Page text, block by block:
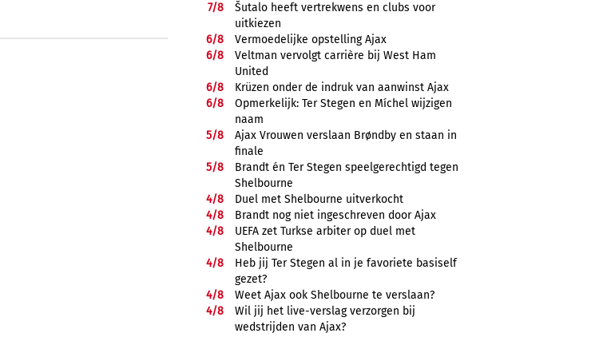
7/8
Šutalo heeft vertrekwens en clubs voor
uitkiezen
6/8
Vermoedelijke opstelling Ajax
6/8
Veltman vervolgt carrière bij West Ham
United
6/8
Krüzen onder de indruk van aanwinst Ajax
6/8
Opmerkelijk: Ter Stegen en Míchel wijzigen
naam
5/8
Ajax Vrouwen verslaan Brøndby en staan in
finale
5/8
Brandt én Ter Stegen speelgerechtigd tegen
Shelbourne
4/8
Duel met Shelbourne uitverkocht
4/8
Brandt nog niet ingeschreven door Ajax
4/8
UEFA zet Turkse arbiter op duel met
Shelbourne
4/8
Heb jij Ter Stegen al in je favoriete basiself
gezet?
4/8
Weet Ajax ook Shelbourne te verslaan?
4/8
Wil jij het live-verslag verzorgen bij
wedstrijden van Ajax?